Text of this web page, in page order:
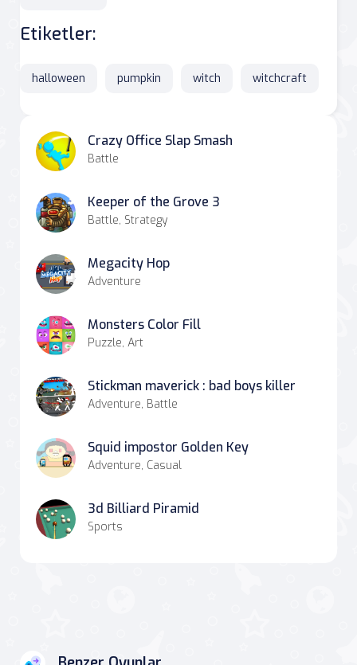
Etiketler:
halloween pumpkin witch witchcraft
Crazy Office Slap Smash
Battle
Keeper of the Grove 3
Battle, Strategy
Megacity Hop
Adventure
Monsters Color Fill
Puzzle, Art
Stickman maverick : bad boys killer
Adventure, Battle
Squid impostor Golden Key
Adventure, Casual
3d Billiard Piramid
Sports